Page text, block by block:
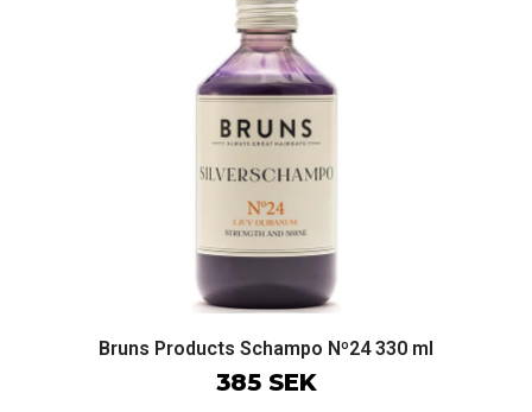
Bruns Products Schampo Nº24 330 ml
385 SEK